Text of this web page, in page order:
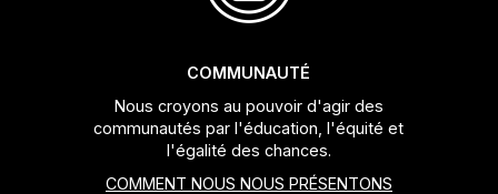
COMMUNAUTÉ
Nous croyons au pouvoir d'agir des
communautés par l'éducation, l'équité et
l'égalité des chances.
COMMENT NOUS NOUS PRÉSENTONS